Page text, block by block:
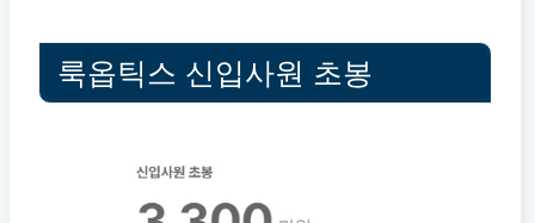
룩옵틱스 신입사원 초봉